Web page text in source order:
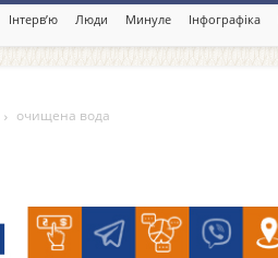
Інтерв’ю Люди Минуле Інфографіка
очищена вода